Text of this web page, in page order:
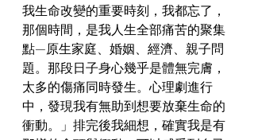
我生命改變的重要時刻，我都忘了，
那個時間，是我人生全部痛苦的聚集
點—原生家庭、婚姻、經濟、親子問
題。那段日子身心幾乎是體無完膚，
太多的傷痛同時發生。心理劇進行
中，發現我有無助到想要放棄生命的
衝動。」排完後我細想，確實我是有